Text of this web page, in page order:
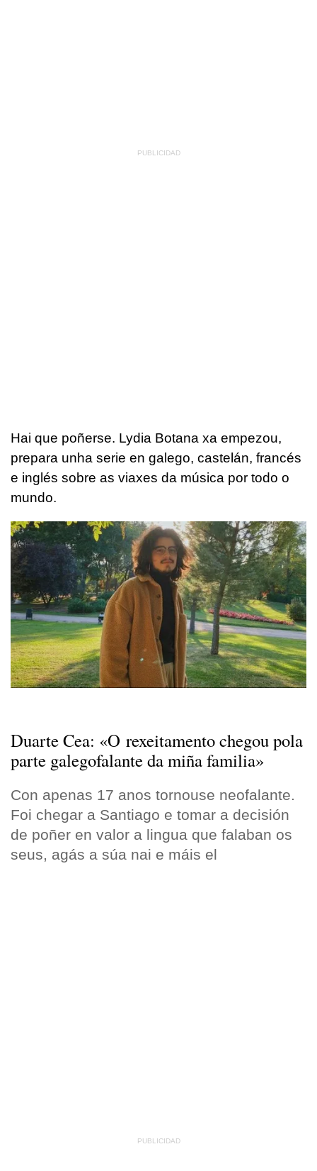
Hai que poñerse. Lydia Botana xa empezou,
prepara unha serie en galego, castelán, francés
e inglés sobre as viaxes da música por todo o
mundo.
Duarte Cea: «O rexeitamento chegou pola
parte galegofalante da miña familia»
Con apenas 17 anos tornouse neofalante.
Foi chegar a Santiago e tomar a decisión
de poñer en valor a lingua que falaban os
seus, agás a súa nai e máis el